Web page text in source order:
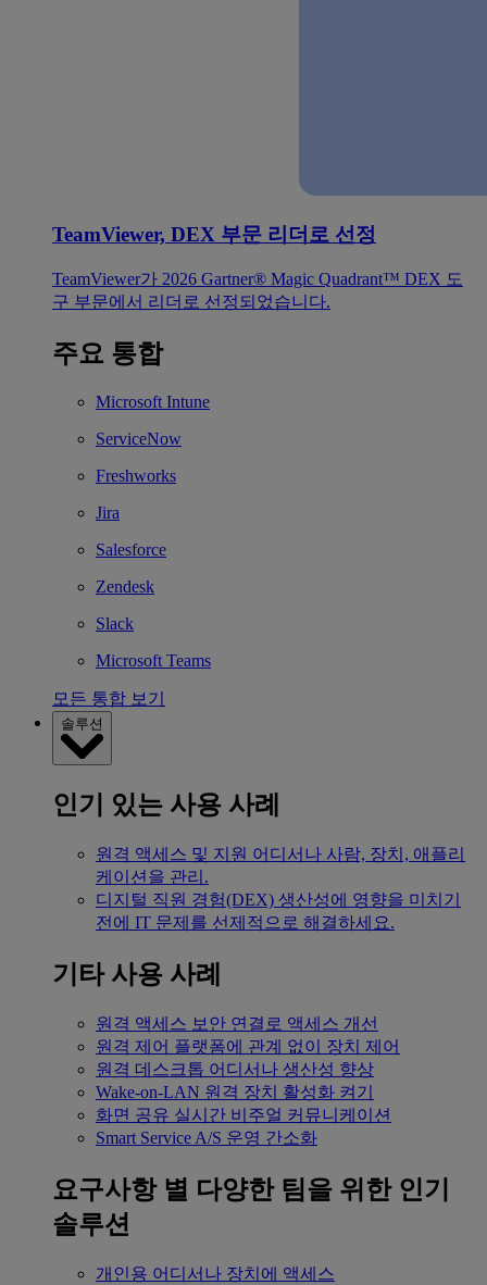
TeamViewer, DEX 부문 리더로 선정
TeamViewer가 2026 Gartner® Magic Quadrant™ DEX 도
구 부문에서 리더로 선정되었습니다.
주요 통합
Microsoft Intune
ServiceNow
Freshworks
Jira
Salesforce
Zendesk
Slack
Microsoft Teams
모든 통합 보기
솔루션
인기 있는 사용 사례
원격 액세스 및 지원 어디서나 사람, 장치, 애플리
케이션을 관리.
디지털 직원 경험(DEX) 생산성에 영향을 미치기
전에 IT 문제를 선제적으로 해결하세요.
기타 사용 사례
원격 액세스 보안 연결로 액세스 개선
원격 제어 플랫폼에 관계 없이 장치 제어
원격 데스크톱 어디서나 생산성 향상
Wake-on-LAN 원격 장치 활성화 켜기
화면 공유 실시간 비주얼 커뮤니케이션
Smart Service A/S 운영 간소화
요구사항 별 다양한 팀을 위한 인기
솔루션
개인용 어디서나 장치에 액세스